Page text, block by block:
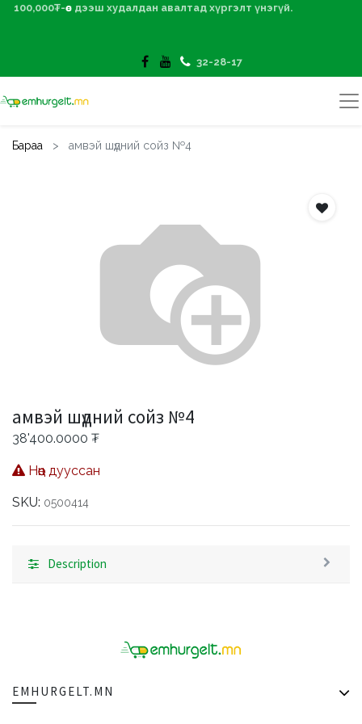
100,000₮-өөс дээш худалдан авалтад хүргэлт үнэгүй.
32-28-17
Бараа амвэй шүдний сойз №4
амвэй шүдний сойз №4
38'400.0000 ₮
Нөөц дууссан
SKU: 0500414
Description
EMHURGELT.MN